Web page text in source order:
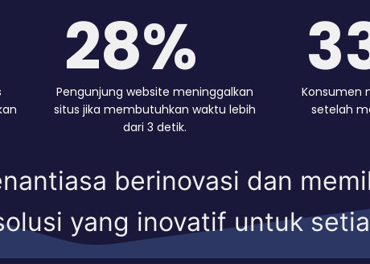
42%
Pengunjung website meninggalkan
situs jika membutuhkan waktu lebih
dari 3 detik.
Konsumen
setelah
berinovasi dan
yang inovatif untuk